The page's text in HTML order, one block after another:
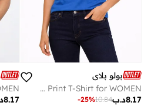
بولو بلاي
Multipack Graphic Print T-Shirt for WOMEN
د.ب8.17
10.84
-25%
8.17